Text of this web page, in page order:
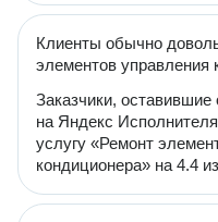
Клиенты обычно
элементов управления
Заказчики, оставившие
на Яндекс
услугу «Ремонт
кондиционера» на 4.4